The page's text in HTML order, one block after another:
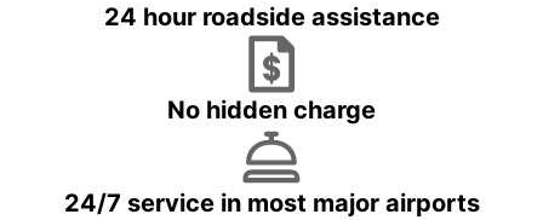
24 hour roadside assistance
No hidden charge
24/7 service in most major airports